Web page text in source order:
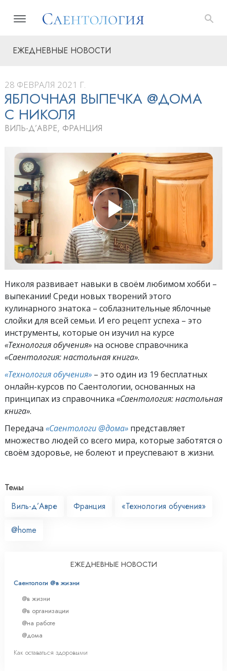
ЕЖЕДНЕВНЫЕ НОВОСТИ
28 ФЕВРАЛЯ 2021 Г.
ЯБЛОЧНАЯ ВЫПЕЧКА @ДОМА
С НИКОЛЯ
ВИЛЬ-Д’АВРЕ, ФРАНЦИЯ
Николя развивает навыки в своём любимом хобби –
выпекании! Среди новых творений этого
кулинарного знатока – соблазнительные яблочные
слойки для всей семьи. И его рецепт успеха – это
инструменты, которые он изучил на курсе
«Технология обучения» на основе справочника
«Саентология: настольная книга».
«Технология обучения» – это один из 19 бесплатных
онлайн-курсов по Саентологии, основанных на
принципах из справочника «Саентология: настольная
книга».
Передача «Саентологи @дома» представляет
множество людей со всего мира, которые заботятся о
своём здоровье, не болеют и преуспевают в жизни.
Темы
Виль-д’Авре
Франция «Технология обучения»
@home
ЕЖЕДНЕВНЫЕ НОВОСТИ
Саентологи @в жизни
@в жизни
@в организации
@на работе
@дома
Как оставаться здоровыми